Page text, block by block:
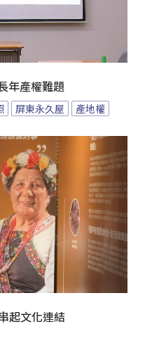
年產權難題
屏東永久屋 產地權
起文化連結